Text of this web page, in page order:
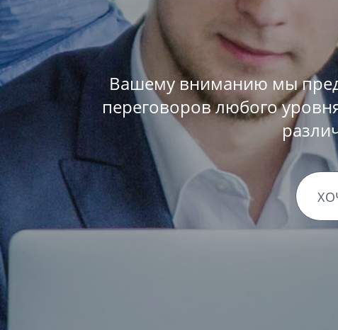
Вашему вниманию мы
переговоров любого